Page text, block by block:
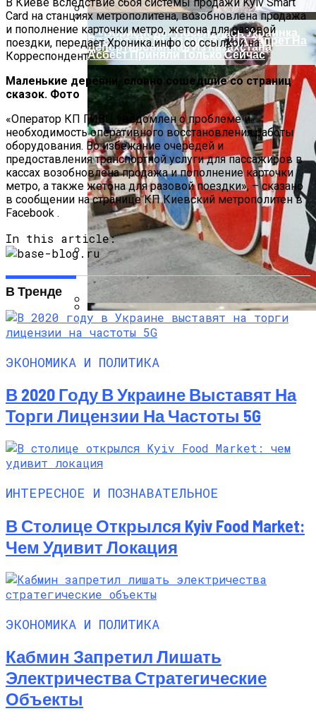
Международная Реакция На Тарифы
Трампа: Что Стоит На Кону
Вредно, Но Выгодно: В США Запрет На
Асбест Приняли Только Сейчас
Кризис Безопасности На Гаити:
Обстановки
В «Борисполе» Поселилась Украинка,
Депортированная Из Казахстана
В Киеве Ограничили Движение На
Проспекте Палладина
Card на станциях метрополитена, возобновлена продажа
и пополнение карточки метро, жетона для разовой
поездки, передает Хроника.инфо со ссылкой на
Корреспондент.
Маленькие деревни, словно сошедшие со страниц
сказок. Фото
«Оператор КП ГИВЦ уведомлен о проблеме и
необходимость оперативного восстановления работы
оборудования. Во избежание очередей и
предоставления транспортной услуги для пассажиров в
кассах возобновлена продажа и пополнение карточки
метро, а также жетона для разовой поездки», – сказано
в сообщении на странице КП Киевский метрополитен в
Facebook .
In this article:
В Тренде
ЭКОНОМИКА И ПОЛИТИКА
В 2020 Году В Украине Выставят На
Торги Лицензии На Частоты 5G
ИНТЕРЕСНОЕ И ПОЗНАВАТЕЛЬНОЕ
В Столице Открылся Kyiv Food Market:
Чем Удивит Локация
ЭКОНОМИКА И ПОЛИТИКА
Кабмин Запретил Лишать
Электричества Стратегические
Объекты